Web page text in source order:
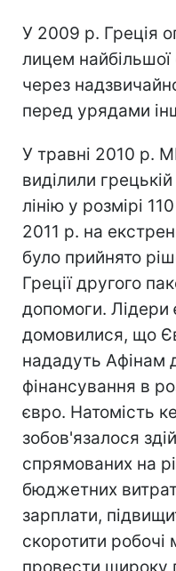
У 2009 р. Греція
лицем найбільшої
через
перед урядами
У травні 2010 р.
виділили
лінію у розмірі
2011 р. на
було прийнято
Греції другого
допомоги. Лідери
домовилися, що
нададуть Афінам
фінансування в
євро. Натомість
зобов'язалося
спрямованих на
бюджетних
зарплати,
скоротити робочі